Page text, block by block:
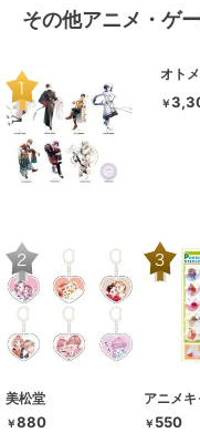
その他アニメ・ゲ
オト
￥
美松堂
￥880
アニメ
￥ 550